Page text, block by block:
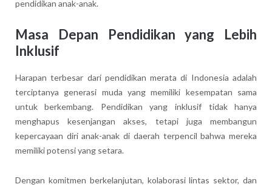
pendidikan anak-anak.
Masa Depan Pendidikan yang Lebih
Inklusif
Harapan terbesar dari pendidikan merata di Indonesia adalah
terciptanya generasi muda yang memiliki kesempatan sama
untuk berkembang. Pendidikan yang inklusif tidak hanya
menghapus kesenjangan akses, tetapi juga membangun
kepercayaan diri anak-anak di daerah terpencil bahwa mereka
memiliki potensi yang setara.
Dengan komitmen berkelanjutan, kolaborasi lintas sektor, dan